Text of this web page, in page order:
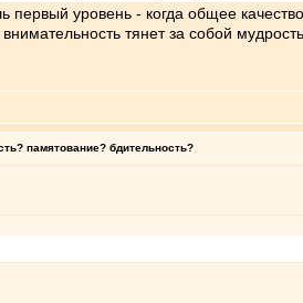
первый уровень - когда общее
тянет за собой
памятование? бдительность?